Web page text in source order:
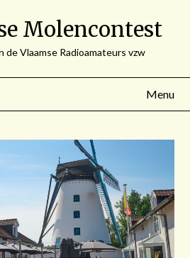
Molencontest
de Vlaamse Radioamateurs vzw
Menu